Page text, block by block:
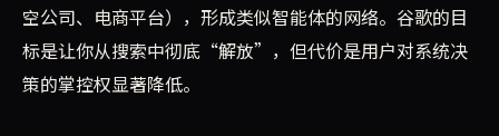
空公司、电商平台），形成类似智能体的网络。谷歌的目
标是让你从搜索中彻底“解放”，但代价是用户对系统决
策的掌控权显著降低。